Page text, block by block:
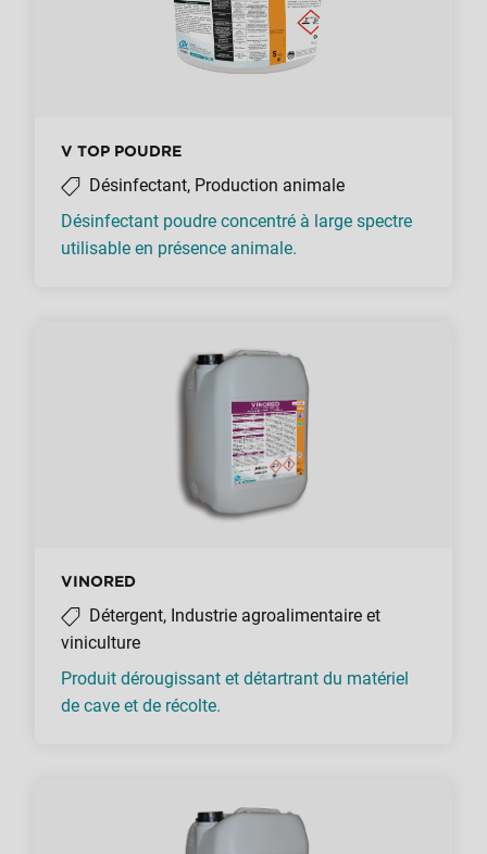
V TOP POUDRE
Désinfectant, Production animale
Désinfectant poudre concentré à large spectre
utilisable en présence animale.
VINORED
Détergent, Industrie agroalimentaire et
viniculture
Produit dérougissant et détartrant du matériel
de cave et de récolte.